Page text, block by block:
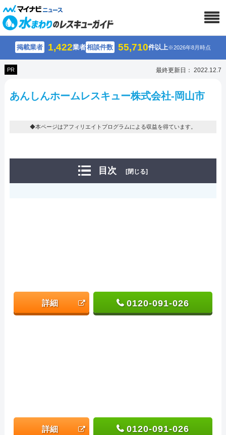
掲載業者 1,422業者相談件数 55,710件以上※2026年8月時点
PR 最終更新日： 2022.12.7
あんしんホームレスキュー株式会社-岡山市
◆本ページはアフィリエイトプログラムによる収益を得ています。
目次 [閉じる]
詳細 0120-091-026
詳細 0120-091-026